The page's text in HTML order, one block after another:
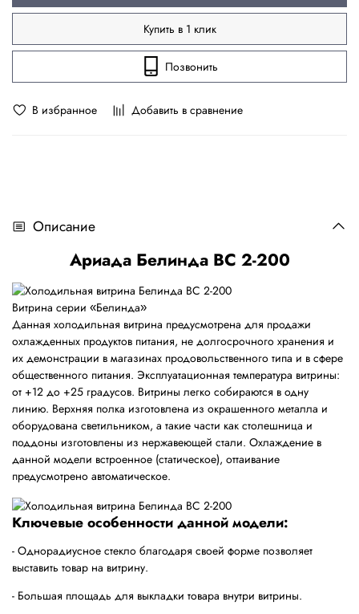
В избранное Добавить в сравнение
Купить в 1 клик
Позвонить
Описание
Ариада Белинда ВС 2-200
Витрина серии «Белинда»
Данная холодильная витрина предусмотрена для продажи
охлажденных продуктов питания, не долгосрочного хранения и
их демонстрации в магазинах продовольственного типа и в сфере
общественного питания. Эксплуатационная температура витрины:
от +12 до +25 градусов. Витрины легко собираются в одну
линию. Верхняя полка изготовлена из окрашенного металла и
оборудована светильником, а такие части как столешница и
поддоны изготовлены из нержавеющей стали. Охлаждение в
данной модели встроенное (статическое), оттаивание
предусмотрено автоматическое.
Ключевые особенности данной модели:
- Однорадиусное стекло благодаря своей форме позволяет
выставить товар на витрину.
- Большая площадь для выкладки товара внутри витрины.